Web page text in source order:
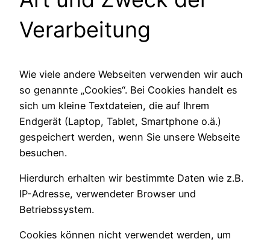
Verarbeitung
Wie viele andere Webseiten verwenden wir auch
so genannte „Cookies“. Bei Cookies handelt es
sich um kleine Textdateien, die auf Ihrem
Endgerät (Laptop, Tablet, Smartphone o.ä.)
gespeichert werden, wenn Sie unsere Webseite
besuchen.
Hierdurch erhalten wir bestimmte Daten wie z.B.
IP-Adresse, verwendeter Browser und
Betriebssystem.
Cookies können nicht verwendet werden, um